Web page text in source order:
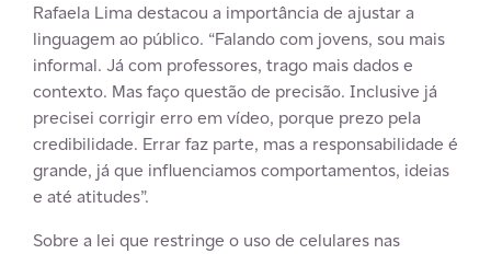
Rafaela Lima destacou a importância de ajustar a
linguagem ao público. “Falando com jovens, sou mais
informal. Já com professores, trago mais dados e
contexto. Mas faço questão de precisão. Inclusive já
precisei corrigir erro em vídeo, porque prezo pela
credibilidade. Errar faz parte, mas a responsabilidade é
grande, já que influenciamos comportamentos, ideias
e até atitudes”.
Sobre a lei que restringe o uso de celulares nas